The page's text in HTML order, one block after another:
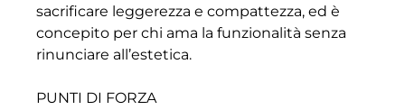
sacrificare leggerezza e compattezza, ed è
concepito per chi ama la funzionalità senza
rinunciare all’estetica.
PUNTI DI FORZA